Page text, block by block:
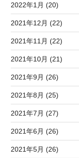
2022年1月 (20)
2021年12月 (22)
2021年11月 (22)
2021年10月 (21)
2021年9月 (26)
2021年8月 (25)
2021年7月 (27)
2021年6月 (26)
2021年5月 (26)